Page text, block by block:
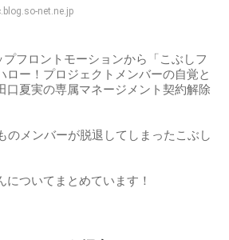
net.ne.jp
フロントモーションから「こぶしフ
ロー！プロジェクトメンバーの自覚と
口夏実の専属マネージメント契約解除
のメンバーが脱退してしまったこぶし
ついてまとめています！